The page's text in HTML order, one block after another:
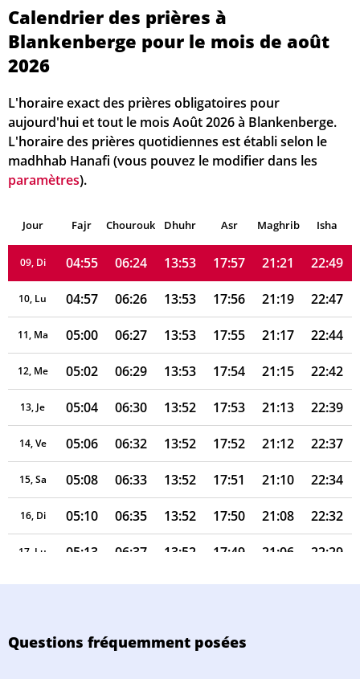
Calendrier des prières à
Blankenberge pour le mois de août
2026
L'horaire exact des prières obligatoires pour
aujourd'hui et tout le mois Août 2026 à Blankenberge.
L'horaire des prières quotidiennes est établi selon le
madhhab Hanafi (vous pouvez le modifier dans les
paramètres).
Jour Fajr Chourouk Dhuhr Asr Maghrib Isha
02, Di 04:40 06:13 13:54 18:03
03, Lu 04:42 06:15 13:54 18:02 21:32 23:04
05, Me 04:46 06:18 13:53 18:00 21:28 22:59
06, Je 04:49 06:19 13:53 17:59 21:26 22:57
04:51
08, Sa 04:53 06:23 13:53 17:58 21:23 22:52
09, Di 04:55 06:24 13:53 17:57 21:21 22:49
10, Lu 04:57 06:26 13:53 17:56 21:19 22:47
11, Ma 05:00 06:27 13:53 17:55 21:17 22:44
12, Me 05:02 06:29 13:53 17:54 21:15 22:42
13, Je 05:04 06:30 13:52 17:53 21:13 22:39
14, Ve 05:06 06:32 13:52 17:52 21:12 22:37
15, Sa 05:08 06:33 13:52 17:51 21:10 22:34
16, Di 05:10 06:35 13:52 17:50 21:08 22:32
17, Lu 05:13 06:37 13:52 17:49 21:06 22:29
18, Ma 05:15 06:38 13:51 17:48 21:04 22:27
Questions fréquemment posées